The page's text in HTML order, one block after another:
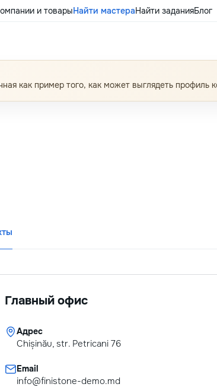
и товарыНайти мастераНайти заданияБлог
как пример того, как может выглядеть профиль
Главный офис
Адрес
Chișinău, str. Petricani 76
Email
info@finistone-demo.md